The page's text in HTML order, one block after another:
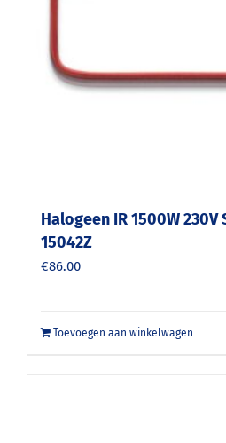
Halogeen IR 1500W 230V
15042Z
€86.00
Toevoegen aan winkelwagen